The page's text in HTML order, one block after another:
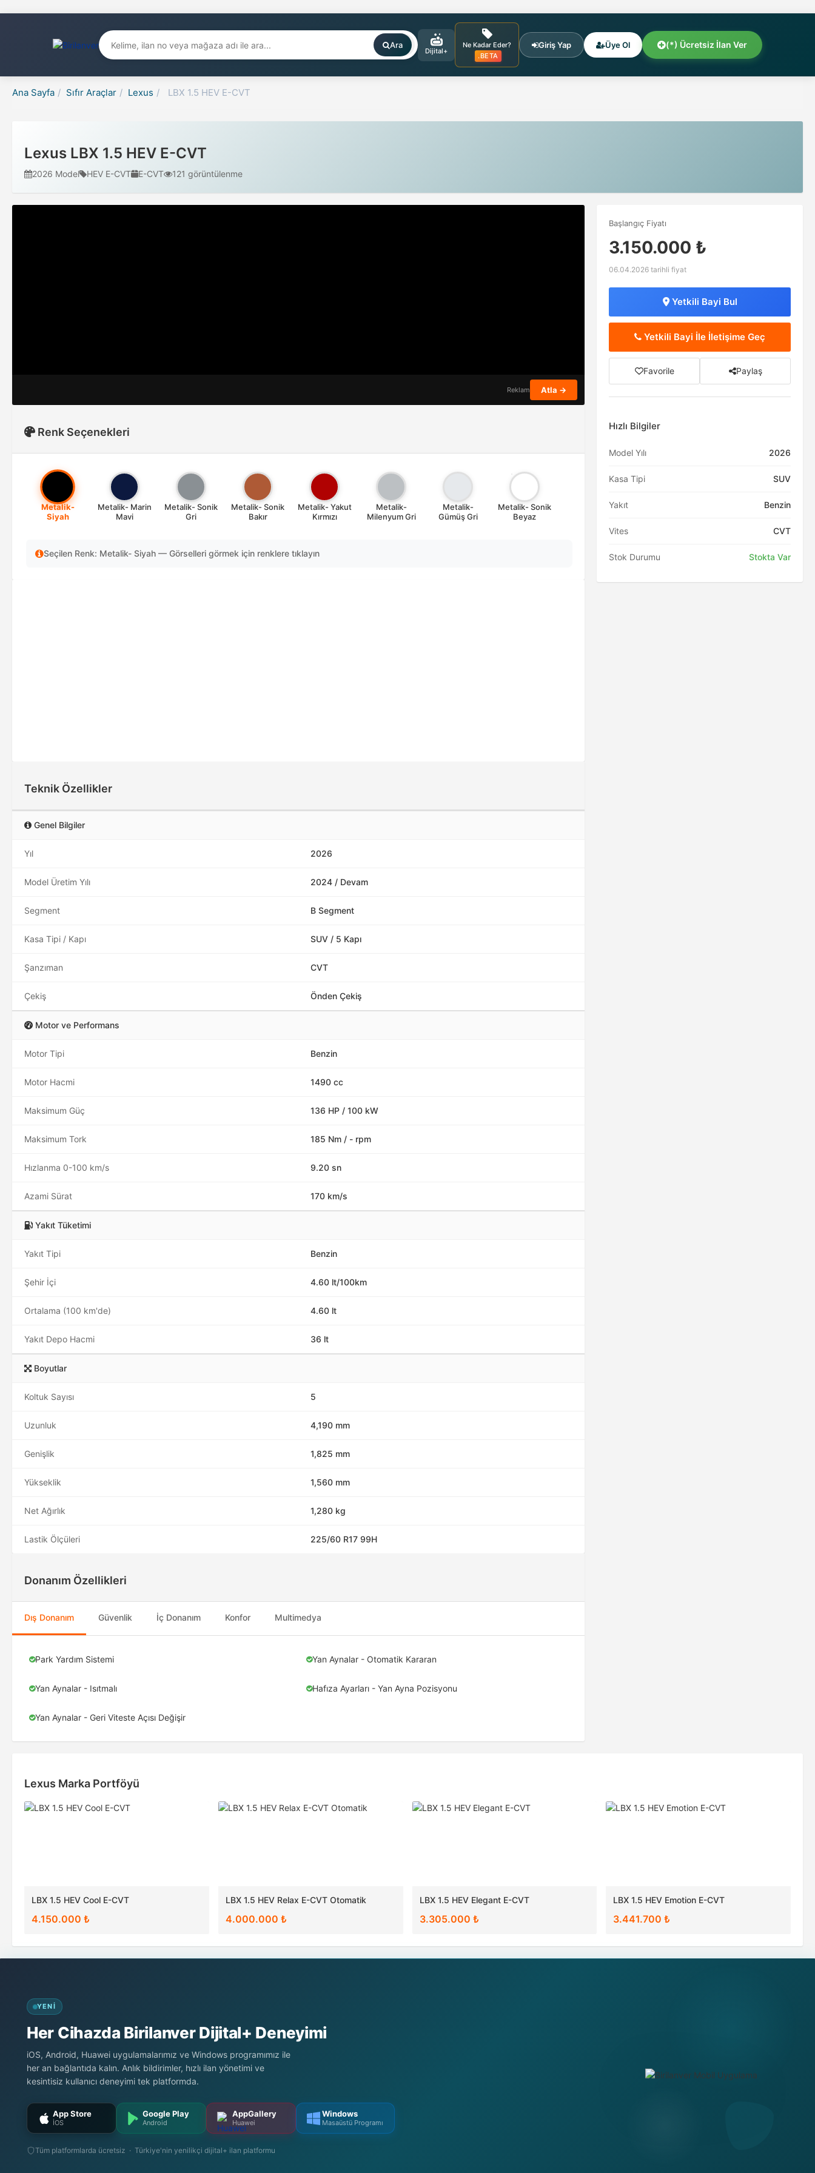
Ara
Dijital+
Ne Kadar Eder?
.BETA
Giriş Yap Üye Ol (*) Ücretsiz İlan Ver
Ana Sayfa / Sıfır Araçlar / Lexus / LBX 1.5 HEV E-CVT
Lexus LBX 1.5 HEV E-CVT
2026 Model HEV E-CVT E-CVT 121 görüntülenme
Reklam Atla →
Renk Seçenekleri
Metalik-
Siyah
Metalik- Marin
Mavi
Metalik- Sonik
Gri
Metalik- Sonik
Bakır
Metalik- Yakut
Kırmızı
Metalik-
Milenyum Gri
Metalik-
Gümüş Gri
Metalik- Sonik
Beyaz
Seçilen Renk: Metalik- Siyah — Görselleri görmek için renklere tıklayın
Teknik Özellikler
Genel Bilgiler
Yıl 2026
Model Üretim Yılı 2024 / Devam
Segment B Segment
Kasa Tipi / Kapı SUV / 5 Kapı
Şanzıman CVT
Çekiş Önden Çekiş
Motor ve Performans
Motor Tipi Benzin
Motor Hacmi 1490 cc
Maksimum Güç 136 HP / 100 kW
Maksimum Tork 185 Nm / - rpm
Hızlanma 0-100 km/s 9.20 sn
Azami Sürat 170 km/s
Yakıt Tüketimi
Yakıt Tipi Benzin
Şehir İçi 4.60 lt/100km
Ortalama (100 km'de) 4.60 lt
Yakıt Depo Hacmi 36 lt
Boyutlar
Koltuk Sayısı 5
Uzunluk 4,190 mm
Genişlik 1,825 mm
Yükseklik 1,560 mm
Net Ağırlık 1,280 kg
Lastik Ölçüleri 225/60 R17 99H
Donanım Özellikleri
Dış Donanım Güvenlik İç Donanım Konfor Multimedya
Park Yardım Sistemi Yan Aynalar - Otomatik Kararan
Yan Aynalar - Isıtmalı Hafıza Ayarları - Yan Ayna Pozisyonu
Yan Aynalar - Geri Viteste Açısı Değişir
Başlangıç Fiyatı
3.150.000 ₺
06.04.2026 tarihli fiyat
Yetkili Bayi Bul
Yetkili Bayi İle İletişime Geç
Favorile Paylaş
Hızlı Bilgiler
Model Yılı 2026
Kasa Tipi SUV
Yakıt Benzin
Vites CVT
Stok Durumu Stokta Var
Lexus Marka Portföyü
LBX 1.5 HEV Cool E-CVT
4.150.000 ₺
LBX 1.5 HEV Relax E-CVT Otomatik
4.000.000 ₺
LBX 1.5 HEV Elegant E-CVT
3.305.000 ₺
LBX 1.5 HEV Emotion E-CVT
3.441.700 ₺
YENI
Her Cihazda Birilanver Dijital+ Deneyimi
iOS, Android, Huawei uygulamalarımız ve Windows programımız ile
her an bağlantıda kalın. Anlık bildirimler, hızlı ilan yönetimi ve
kesintisiz kullanıcı deneyimi tek platformda.
App Store
İOS
Google Play
Android
AppGallery
Huawei
Windows
Masaüstü Programı
Tüm platformlarda ücretsiz · Türkiye'nin yenilikçi dijital+ ilan platformu